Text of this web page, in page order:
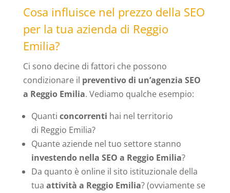
Cosa influisce nel prezzo della SEO
per la tua azienda di Reggio
Emilia?
Ci sono decine di fattori che possono
condizionare il preventivo di un’agenzia SEO
a Reggio Emilia. Vediamo qualche esempio:
Quanti concorrenti hai nel territorio
di Reggio Emilia?
Quante aziende nel tuo settore stanno
investendo nella SEO a Reggio Emilia?
Da quanto è online il sito istituzionale della
tua attività a Reggio Emilia? (ovviamente se